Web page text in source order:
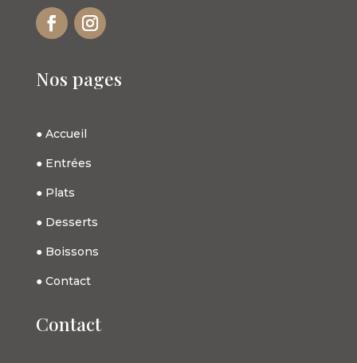
Nos pages
● Accueil
● Entrées
● Plats
● Desserts
● Boissons
● Contact
Contact